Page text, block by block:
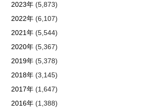
2023年(5,873)
2022年(6,107)
2021年(5,544)
2020年(5,367)
2019年(5,378)
2018年(3,145)
2017年(1,647)
2016年(1,388)